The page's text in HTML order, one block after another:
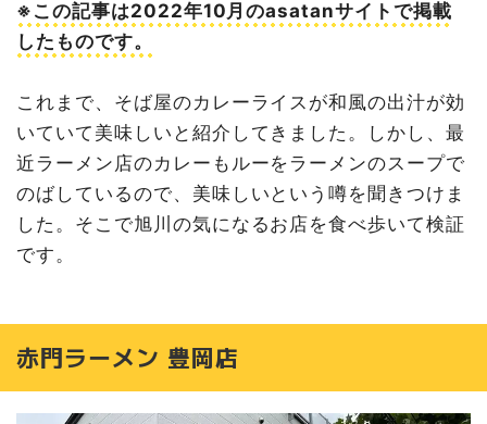
※この記事は2022年10月のasatanサイトで掲載
したものです。
これまで、そば屋のカレーライスが和風の出汁が効
いていて美味しいと紹介してきました。しかし、最
近ラーメン店のカレーもルーをラーメンのスープで
のばしているので、美味しいという噂を聞きつけま
した。そこで旭川の気になるお店を食べ歩いて検証
です。
赤門ラーメン 豊岡店